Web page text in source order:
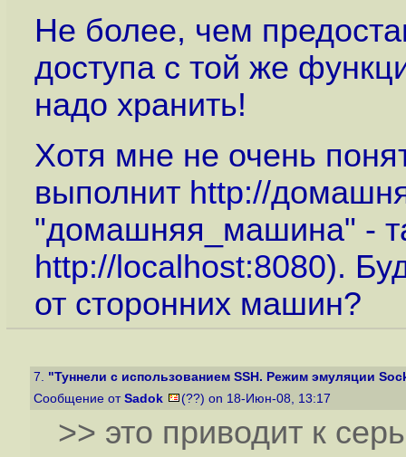
Не более, чем
доступа с той же
надо хранить!
Хотя мне не очень
выполнит http://
"домашняя_машина" -
http://localhost:8080).
от сторонних машин?
7. "Туннели с использованием SSH. Режим эмуляции
Сообщение от Sadok (??) on 18-Июн-08, 13:17
>> это приводит к